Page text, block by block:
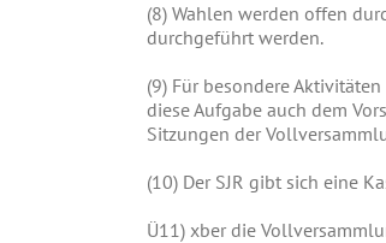
(8) Wahlen werden offen
durchgeführt werden.
(9) Für besondere
diese Aufgabe auch dem
Sitzungen der
(10) Der SJR gibt sich eine
Ü11) xber die